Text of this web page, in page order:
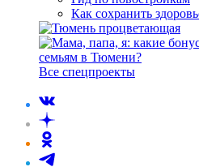
Как сохранить
Все спецпроекты